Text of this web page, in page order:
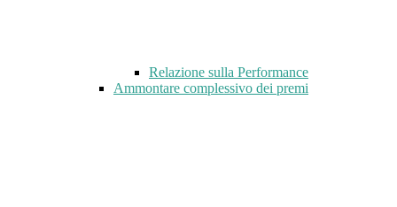
Relazione sulla Performance
Ammontare complessivo dei premi